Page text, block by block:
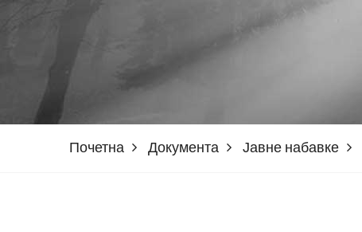
Почетна Документа Јавне набавке